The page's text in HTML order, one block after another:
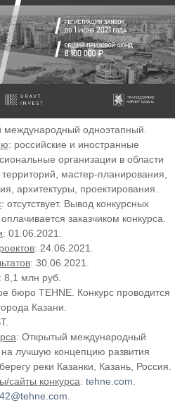
международный одноэтапный.
: российские и иностранные
организации в области
территорий, мастер-планирования,
архитектуры, проектирования.
: отсутствует. Вывод конкурсных
заказчиком конкурса.
: 01.06.2021.
: 24.06.2021.
: 30.06.2021.
: 8,1 млн руб.
бюро TEHNE. Конкурс проводится
Казани.
: Открытый международный
на лучшую концепцию развития
реки Казанки, Казань, Россия.
сайты конкурса: tehne.com.
42@tehne.com.